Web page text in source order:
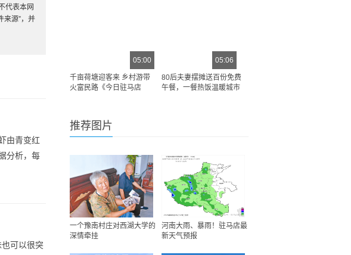
代表本网
来源”，并
由青变红
分析，每
可以很突
05:00
千亩荷塘迎客来 乡村游带
火富民路《今日驻马店
05:06
80后夫妻摆摊送百份免费
午餐，一餐热饭温暖城市
推荐图片
一个豫南村庄对西湖大学的
深情牵挂
河南大雨、暴雨！驻马店最
新天气预报